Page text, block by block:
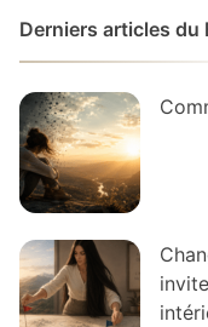
Derniers articles du